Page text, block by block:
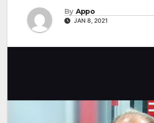
By Appo
JAN 8, 2021